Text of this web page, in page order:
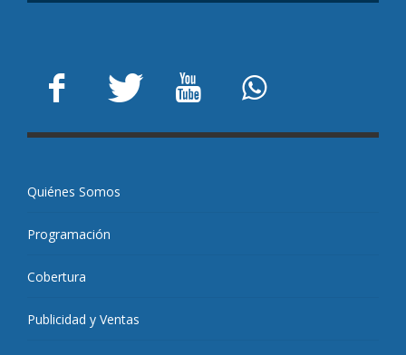
Quiénes Somos
Programación
Cobertura
Publicidad y Ventas